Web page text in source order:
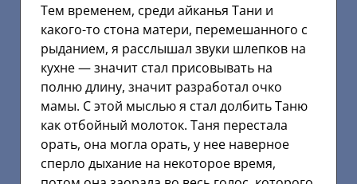
Тем временем, среди айканья Тани и
какого-то стона матери, перемешанного с
рыданием, я расслышал звуки шлепков на
кухне — значит стал присовывать на
полню длину, значит разработал очко
мамы. С этой мыслью я стал долбить Таню
как отбойный молоток. Таня перестала
орать, она могла орать, у нее наверное
сперло дыхание на некоторое время,